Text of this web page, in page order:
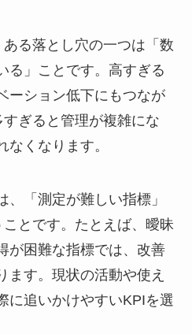
る落とし穴の一つは「数
る」ことです。高すぎる
ーション低下にもつなが
ぎると管理が複雑にな
なくなります。
、「測定が難しい指標」
とです。たとえば、曖昧
が困難な指標では、改善
ます。現状の活動や使え
に追いかけやすいKPIを選